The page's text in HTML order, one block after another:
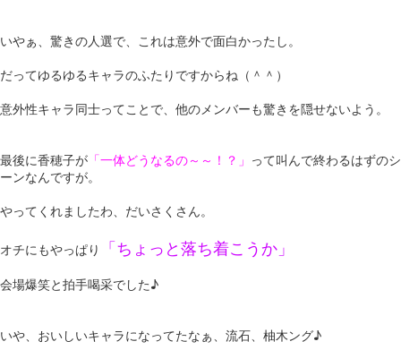
いやぁ、驚きの人選で、これは意外で面白かったし。
だってゆるゆるキャラのふたりですからね（＾＾）
意外性キャラ同士ってことで、他のメンバーも驚きを隠せないよう。
最後に香穂子が 「一体どうなるの～～！？」 って叫んで終わるはずのシ
ーンなんですが。
やってくれましたわ、だいさくさん。
オチにもやっぱり 「ちょっと落ち着こうか」
会場爆笑と拍手喝采でした♪
いや、おいしいキャラになってたなぁ、流石、柚木ング♪